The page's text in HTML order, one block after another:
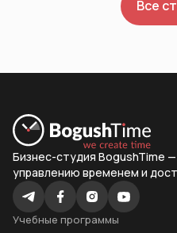
Все
Бизнес-студия BogushTime
управлению временем и
Учебные программы